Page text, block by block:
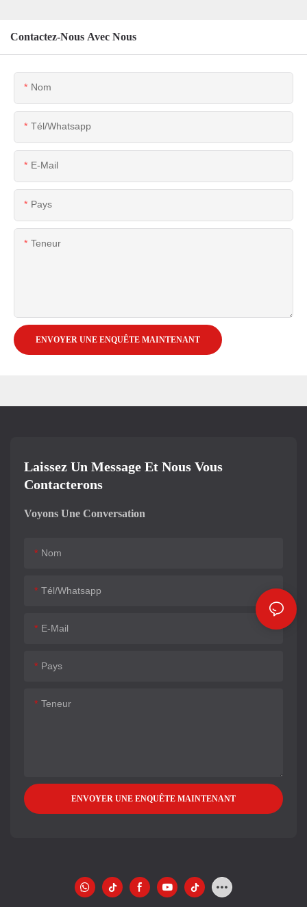
Contactez-Nous Avec Nous
Nom
Tél/whatsapp
E-Mail
Pays
Teneur
ENVOYER UNE ENQUÊTE MAINTENANT
Laissez Un Message Et Nous Vous
Contacterons
Voyons Une Conversation
Nom
Tél/whatsapp
E-Mail
Pays
Teneur
ENVOYER UNE ENQUÊTE MAINTENANT